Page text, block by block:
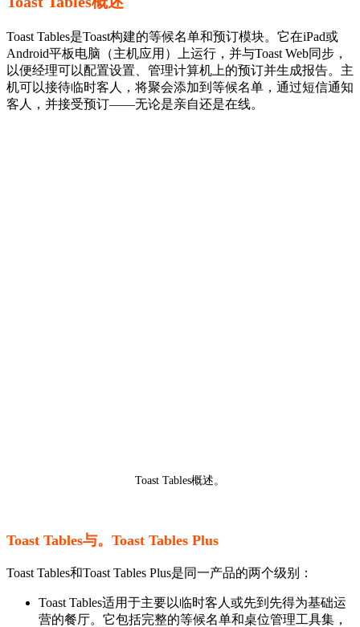
Toast Tables是Toast构建的等候名单和预订模块。它在iPad或
Android平板电脑（主机应用）上运行，并与Toast Web同步，
以便经理可以配置设置、管理计算机上的预订并生成报告。主
机可以接待临时客人，将聚会添加到等候名单，通过短信通知
客人，并接受预订——无论是亲自还是在线。
Toast Tables概述。
Toast Tables与。Toast Tables Plus
Toast Tables和Toast Tables Plus是同一产品的两个级别：
Toast Tables适用于主要以临时客人或先到先得为基础运
营的餐厅。它包括完整的等候名单和桌位管理工具集，